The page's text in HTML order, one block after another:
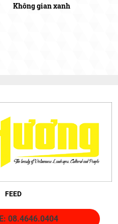
Không gian xanh
FEED
08.4646.0404